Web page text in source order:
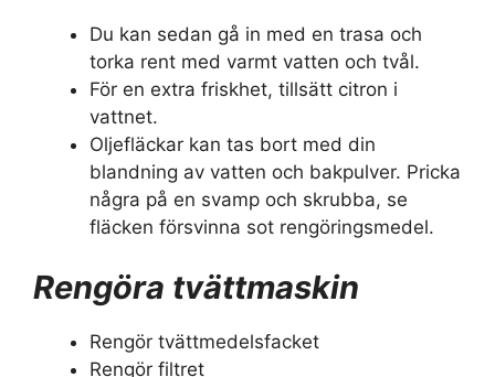
Du kan sedan gå in med en trasa och
torka rent med varmt vatten och tvål.
För en extra friskhet, tillsätt citron i
vattnet.
Oljefläckar kan tas bort med din
blandning av vatten och bakpulver. Pricka
några på en svamp och skrubba, se
fläcken försvinna sot rengöringsmedel.
Rengöra tvättmaskin
Rengör tvättmedelsfacket
Rengör filtret